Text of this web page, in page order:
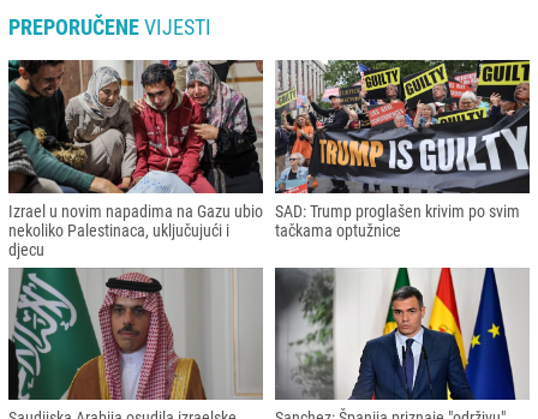
PREPORUČENEVIJESTI
Izrael u novim napadima na Gazu ubio
nekoliko Palestinaca, uključujući i
djecu
SAD: Trump proglašen krivim po svim
tačkama optužnice